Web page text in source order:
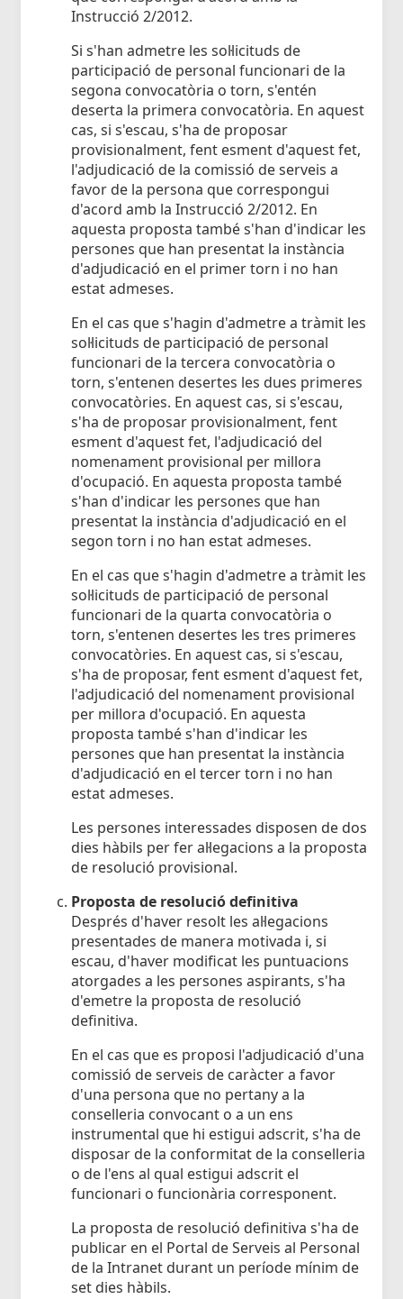
Instrucció 2/2012.
Si s'han admetre les sol·licituds de
participació de personal funcionari de la
segona convocatòria o torn, s'entén
deserta la primera convocatòria. En aquest
cas, si s'escau, s'ha de proposar
provisionalment, fent esment d'aquest fet,
l'adjudicació de la comissió de serveis a
favor de la persona que correspongui
d'acord amb la Instrucció 2/2012. En
aquesta proposta també s'han d'indicar les
persones que han presentat la instància
d'adjudicació en el primer torn i no han
estat admeses.
En el cas que s'hagin d'admetre a tràmit les
sol·licituds de participació de personal
funcionari de la tercera convocatòria o
torn, s'entenen desertes les dues primeres
convocatòries. En aquest cas, si s'escau,
s'ha de proposar provisionalment, fent
esment d'aquest fet, l'adjudicació del
nomenament provisional per millora
d'ocupació. En aquesta proposta també
s'han d'indicar les persones que han
presentat la instància d'adjudicació en el
segon torn i no han estat admeses.
En el cas que s'hagin d'admetre a tràmit les
sol·licituds de participació de personal
funcionari de la quarta convocatòria o
torn, s'entenen desertes les tres primeres
convocatòries. En aquest cas, si s'escau,
s'ha de proposar, fent esment d'aquest fet,
l'adjudicació del nomenament provisional
per millora d'ocupació. En aquesta
proposta també s'han d'indicar les
persones que han presentat la instància
d'adjudicació en el tercer torn i no han
estat admeses.
Les persones interessades disposen de dos
dies hàbils per fer al·legacions a la proposta
de resolució provisional.
Proposta de resolució definitiva
Després d'haver resolt les al·legacions
presentades de manera motivada i, si
escau, d'haver modificat les puntuacions
atorgades a les persones aspirants, s'ha
d'emetre la proposta de resolució
definitiva.
En el cas que es proposi l'adjudicació d'una
comissió de serveis de caràcter a favor
d'una persona que no pertany a la
conselleria convocant o a un ens
instrumental que hi estigui adscrit, s'ha de
disposar de la conformitat de la conselleria
o de l'ens al qual estigui adscrit el
funcionari o funcionària corresponent.
La proposta de resolució definitiva s'ha de
publicar en el Portal de Serveis al Personal
de la Intranet durant un període mínim de
set dies hàbils.